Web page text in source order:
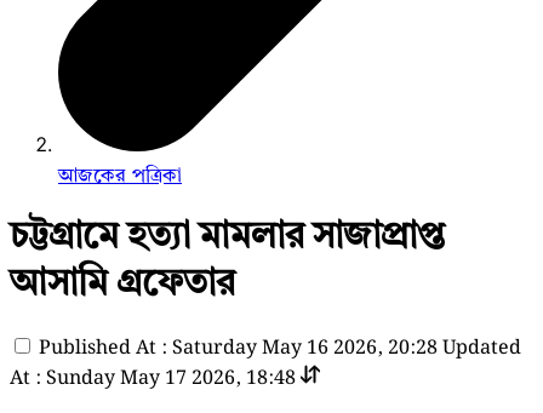
আজকের পত্রিকা
চট্টগ্রামে হত্যা মামলার সাজাপ্রাপ্ত
আসামি গ্রফেতার
Published At : Saturday May 16 2026, 20:28Updated
At : Sunday May 17 2026, 18:48